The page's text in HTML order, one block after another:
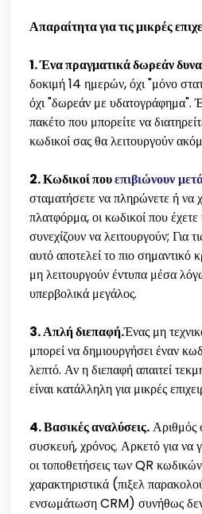
Απαραίτητα για τις μικρές
1. Ένα πραγματικά δωρεάν
δοκιμή 14 ημερών, όχι "μόνο
όχι "δωρεάν με υδατογράφημα".
πακέτο που μπορείτε να
κωδικοί σας θα λειτουργούν
2. Κωδικοί πουεπιβιώνουν
σταματήσετε να πληρώνετε ή να
πλατφόρμα, οι κωδικοί που
συνεχίζουν να λειτουργούν; Για
αυτό αποτελεί το πιο σημαντικό
μη λειτουργούν έντυπα μέσα
υπερβολικά μεγάλος.
3. Απλή διεπαφή.Ένας μη
μπορεί να δημιουργήσει έναν
λεπτό. Αν η διεπαφή απαιτεί
είναι κατάλληλη για μικρές
4. Βασικές αναλύσεις.Αριθμός
συσκευή, χρόνος. Αρκετό για να
οι τοποθετήσεις των QR
χαρακτηριστικά (πιξελ
ενσωμάτωση CRM) συνήθως δεν